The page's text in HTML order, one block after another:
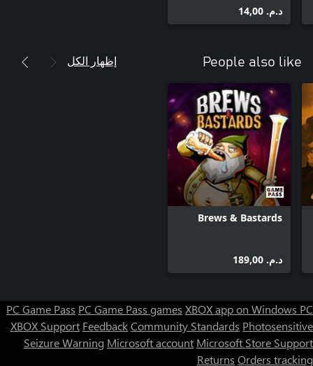
د.م.‏ 14,00
People also like إظهار الكل
Brews & Bastards
د.م.‏ 189,00
PC Game Pass PC Game Pass games XBOX app on Windows PC
XBOX Support FeedbackCommunity Standards Photosensitive
Seizure Warning Microsoft account Microsoft Store Support
Returns Orders tracking